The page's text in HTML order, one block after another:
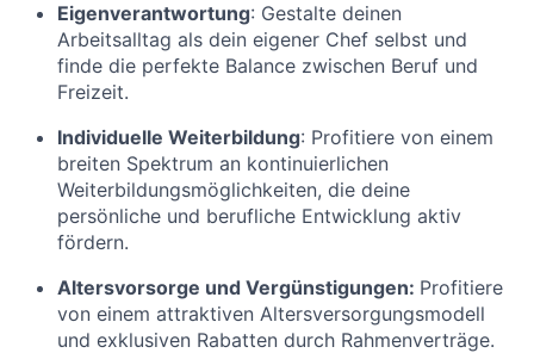
Eigenverantwortung: Gestalte deinen
Arbeitsalltag als dein eigener Chef selbst und
finde die perfekte Balance zwischen Beruf und
Freizeit.
Individuelle Weiterbildung: Profitiere von einem
breiten Spektrum an kontinuierlichen
Weiterbildungsmöglichkeiten, die deine
persönliche und berufliche Entwicklung aktiv
fördern.
Altersvorsorge und Vergünstigungen: Profitiere
von einem attraktiven Altersversorgungsmodell
und exklusiven Rabatten durch Rahmenverträge.